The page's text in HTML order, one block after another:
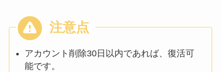
アカウント削除30日以内であれば、復活可
能です。